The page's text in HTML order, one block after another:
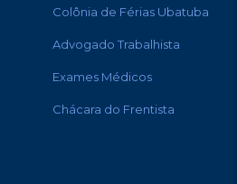
Colônia de Férias Ubatuba
Advogado Trabalhista
Exames Médicos
Chácara do Frentista